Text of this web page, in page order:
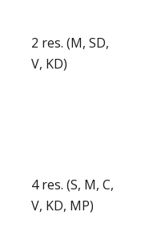
2 res. (M, SD,
V, KD)
4 res. (S, M, C,
V, KD, MP)